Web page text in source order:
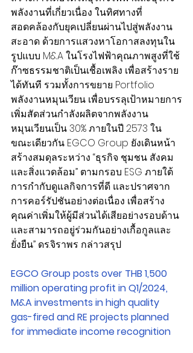
พลังงานที่เกี่ยวเนื่อง ในทิศทางที่
สอดคล้องกับยุคเปลี่ยนผ่านไปสู่พลังงาน
สะอาด ด้วยการแสวงหาโอกาสลงทุนใน
รูปแบบ M&A ในโรงไฟฟ้าคุณภาพสูงที่ใช้
ก๊าซธรรมชาติเป็นเชื้อเพลิง เพื่อสร้างราย
ได้ทันที รวมทั้งการขยาย Portfolio
พลังงานหมุนเวียน เพื่อบรรลุเป้าหมายการ
เพิ่มสัดส่วนกำลังผลิตจากพลังงาน
หมุนเวียนเป็น 30% ภายในปี 2573 ใน
ขณะเดียวกัน EGCO Group ยังเดินหน้า
สร้างสมดุลระหว่าง “ธุรกิจ ชุมชน สังคม
และสิ่งแวดล้อม” ตามกรอบ ESG ภายใต้
การกำกับดูแลกิจการที่ดี และปราศจาก
การคอร์รัปชันอย่างต่อเนื่อง เพื่อสร้าง
คุณค่าเพิ่มให้ผู้มีส่วนได้เสียอย่างรอบด้าน
และสามารถอยู่ร่วมกันอย่างเกื้อกูลและ
ยั่งยืน” ดร.จิราพร กล่าวสรุป
EGCO Group posts over THB 1,500
million operating profit in Q1/2024,
M&A investments in high quality
gas-fired and RE projects planned
for immediate income recognition